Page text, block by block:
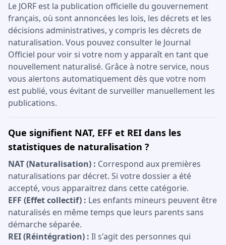
Le JORF est la publication officielle du gouvernement
français, où sont annoncées les lois, les décrets et les
décisions administratives, y compris les décrets de
naturalisation. Vous pouvez consulter le Journal
Officiel pour voir si votre nom y apparaît en tant que
nouvellement naturalisé. Grâce à notre service, nous
vous alertons automatiquement dès que votre nom
est publié, vous évitant de surveiller manuellement les
publications.
Que signifient NAT, EFF et REI dans les
statistiques de naturalisation ?
NAT (Naturalisation) : Correspond aux premières
naturalisations par décret. Si votre dossier a été
accepté, vous apparaitrez dans cette catégorie.
EFF (Effet collectif) : Les enfants mineurs peuvent être
naturalisés en même temps que leurs parents sans
démarche séparée.
REI (Réintégration) : Il s'agit des personnes qui